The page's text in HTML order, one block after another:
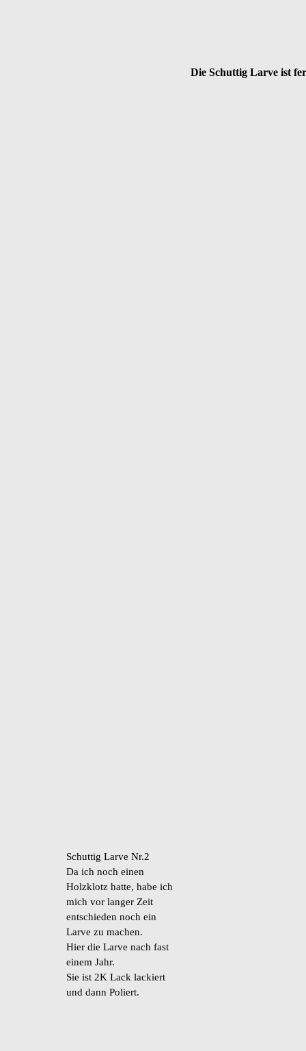
Die Schuttig Larve ist
Schuttig Larve Nr.2
Da ich noch einen
Holzklotz hatte, habe ich
mich vor langer Zeit
entschieden noch ein
Larve zu machen.
Hier die Larve nach fast
einem Jahr.
Sie ist 2K Lack lackiert
und dann Poliert.